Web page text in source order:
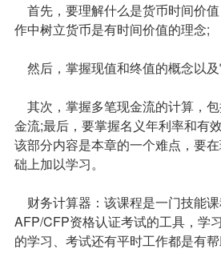
首先，要理解什么是货币时间价
作中树立货币是有时间价值的理念;
然后，掌握现值和终值的概念以
其次，掌握多笔现金流的计算，
金流;最后，要掌握名义年利率和有
该部分内容是本章的一个难点，要
础上加以学习。
财务计算器：该课程是一门技能
AFP/CFP资格认证考试的工具，学
的学习、考试还有平时工作都是有帮